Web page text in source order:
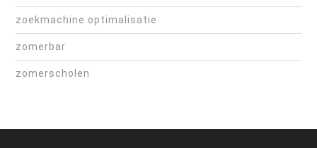
zoekmachine optimalisatie
zomerbar
zomerscholen